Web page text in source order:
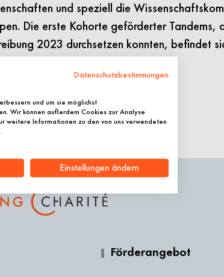
und speziell die
Die erste Kohorte geförderter Tandems,
2023 durchsetzen konnten, befindet
Förderangebot
Datenschutzbestimmungen
und um sie möglichst
Wir können außerdem Cookies zur Analyse
weitere Informationen zu den von uns verwendeten
Einstellungen ändern